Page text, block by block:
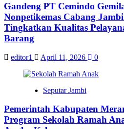
Gandeng PT Cemindo
Nonpetikemas Cabang
Tingkatkan Kualitas
Barang
editor1 April 11, 2026 0
Seputar Jambi
Pemerintah Kabupaten
Program Sekolah Ramah